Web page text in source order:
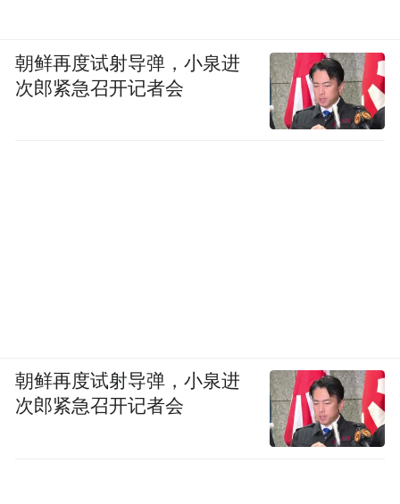
朝鲜再度试射导弹，小泉进
次郎紧急召开记者会
朝鲜再度试射导弹，小泉进
次郎紧急召开记者会